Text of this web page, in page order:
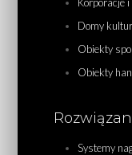
Domy
Obiekty
Obiekty
Systemy